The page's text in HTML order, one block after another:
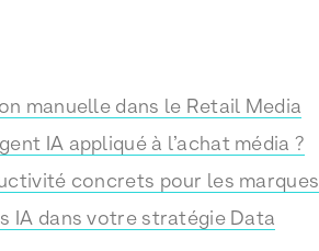
manuelle dans le Retail Media
IA appliqué à l’achat média ?
concrets pour les marques
IA dans votre stratégie Data